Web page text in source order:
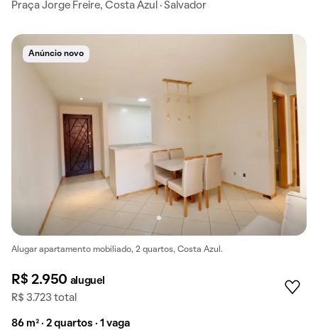
Praça Jorge Freire, Costa Azul · Salvador
Anúncio novo
Alugar apartamento mobiliado, 2 quartos, Costa Azul.
R$ 2.950 aluguel
R$ 3.723 total
86 m² · 2 quartos · 1 vaga